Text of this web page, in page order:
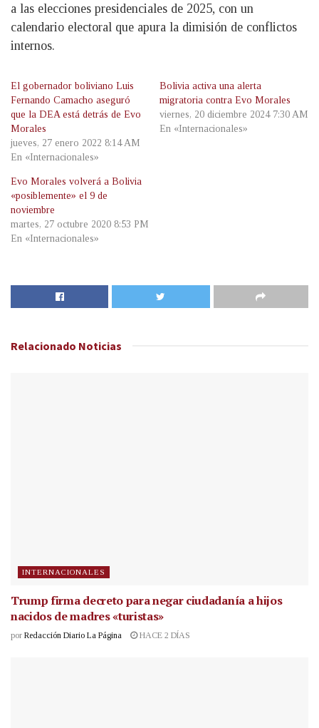
a las elecciones presidenciales de 2025, con un
calendario electoral que apura la dimisión de conflictos
internos.
El gobernador boliviano Luis
Fernando Camacho aseguró
que la DEA está detrás de Evo
Morales
jueves, 27 enero 2022 8:14 AM
En «Internacionales»
Bolivia activa una alerta
migratoria contra Evo Morales
viernes, 20 diciembre 2024 7:30 AM
En «Internacionales»
Evo Morales volverá a Bolivia
«posiblemente» el 9 de
noviembre
martes, 27 octubre 2020 8:53 PM
En «Internacionales»
Relacionado Noticias
INTERNACIONALES
Trump firma decreto para negar ciudadanía a hijos
nacidos de madres «turistas»
por Redacción Diario La Página HACE 2 DÍAS